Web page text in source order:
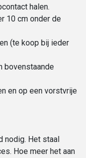
halen.
10 cm onder de
(te koop bij ieder
bovenstaande
en op een vorstvrije
nodig. Het staal
Hoe meer het aan